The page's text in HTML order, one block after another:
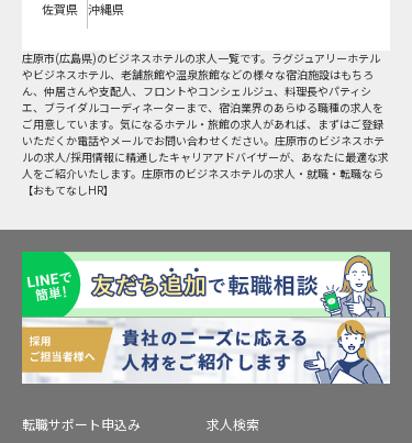
佐賀県 沖縄県
庄原市(広島県)の ビジネスホテルの求人一覧です。ラグジュアリーホテル
やビジネスホテル、老舗旅館や温泉旅館などの様々な宿泊施設はもちろ
ん、仲居さんや支配人、フロントやコンシェルジュ、料理長やパティシ
エ、ブライダルコーディネーターまで、宿泊業界のあらゆる職種の求人を
ご用意しています。気になるホテル・旅館の求人があれば、まずはご登録
いただくか電話やメールでお問い合わせください。庄原市のビジネスホテ
ルの求人/採用情報に精通したキャリアアドバイザーが、あなたに最適な求
人をご紹介いたします。庄原市のビジネスホテルの求人・就職・転職なら
【おもてなしHR】
転職サポート申込み
求人検索